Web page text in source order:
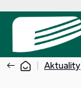
Aktuality